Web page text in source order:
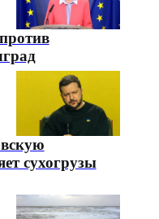
сухогрузы